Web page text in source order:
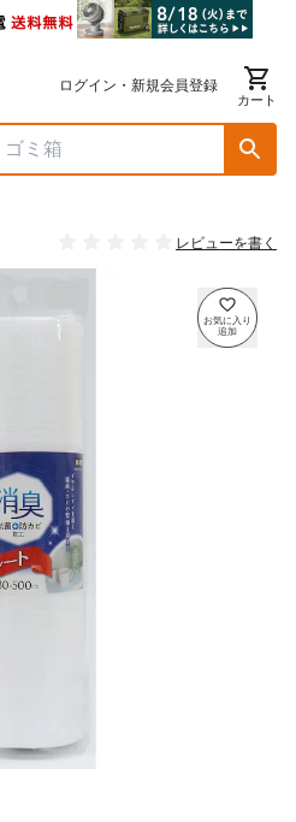
ログイン・新規会員登録
カート
レビューを書く